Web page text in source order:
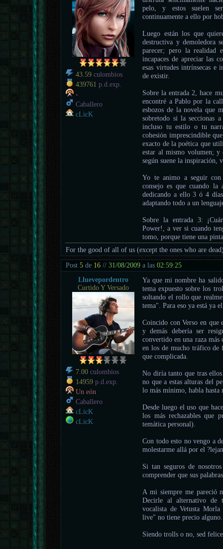
43.59 culombios
439761 p.d.exp.
-
Caballero
cLicK
pelo, y estos suelen
continuamente a ello por
Luego están los que
destructiva y demoledora
parecer; pero la realidad
incapaces de apreciar las
esas virtudes intrínsecas e
de existir.
Sobre la entrada 2, hace
encontré a Pablo por la
esbozos de la novela que
sobretodo si la seccionas
incluso tu estilo o tu
cohesión imprescindible
exacto de la poética que
estar al mismo volumen; y
según suene la inspiración,
Yo te animo a seguir
consejo es que cuando la
dedicando a ello 3 ó 4
adaptando todo a un
Sobre la entrada 3:
Power!, a ver si cuando
tomo, porque tiene una
For the good of all of us (except the ones who are
Post5 de 16 //31/08/2009 a las02:59:25
Lluevepordentro
Curtido Y Versado
7.00 culombios
14959 p.d.exp.
Un eón
Caballero
cLicK
cLicK
Ya que mi nombre ha
tema expuesto sobre los
soltando el rollo que
tema". Para eso ya está ya
Coincido con Verso en
y demás debería ser
convertido en una raza más
en los de mucho tráfico de
que complicada.
No diría tanto que tras
no que a estas alturas del
lo más mínimo, habla hasta
Desde luego el uso que
los más rechazables
temática personal).
Con todo esto no vengo a
molestarme allá por el
Si tan seguros de
comprender que sus
A mi siempre me pareció
Decirle al alternativo de
vocalista de Vetusta
live" no tiene precio alguno.
Siendo trolls o no, sed